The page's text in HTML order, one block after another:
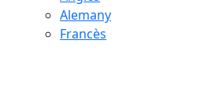
Alemany
Francès